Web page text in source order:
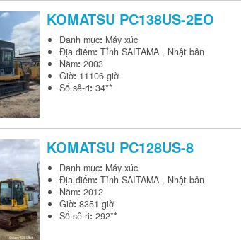
KOMATSU PC138US-2EO
Danh mục: Máy xúc
Địa điểm: Tỉnh SAITAMA , Nhật bản
Năm: 2003
Giờ: 11106 giờ
Số sê-ri: 34**
KOMATSU PC128US-8
Danh mục: Máy xúc
Địa điểm: Tỉnh SAITAMA , Nhật bản
Năm: 2012
Giờ: 8351 giờ
Số sê-ri: 292**